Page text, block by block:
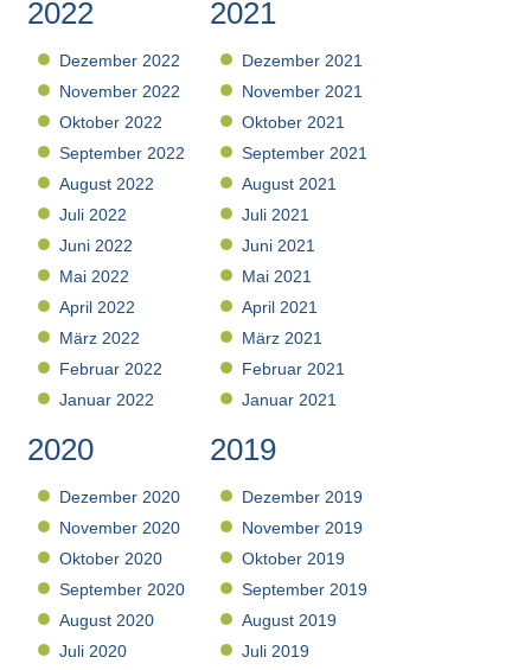
2022
Dezember 2022
November 2022
Oktober 2022
September 2022
August 2022
Juli 2022
Juni 2022
Mai 2022
April 2022
März 2022
Februar 2022
Januar 2022
2021
Dezember 2021
November 2021
Oktober 2021
September 2021
August 2021
Juli 2021
Juni 2021
Mai 2021
April 2021
März 2021
Februar 2021
Januar 2021
2020
Dezember 2020
November 2020
Oktober 2020
September 2020
August 2020
Juli 2020
2019
Dezember 2019
November 2019
Oktober 2019
September 2019
August 2019
Juli 2019